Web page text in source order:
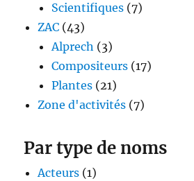
Scientifiques (7)
ZAC (43)
Alprech (3)
Compositeurs (17)
Plantes (21)
Zone d'activités (7)
Par type de noms
Acteurs (1)